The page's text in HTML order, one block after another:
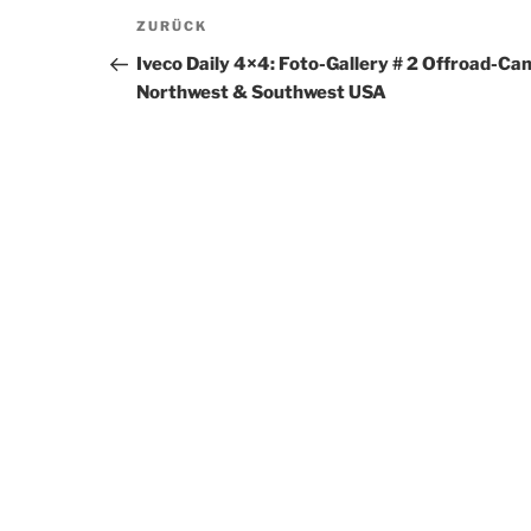
Beitragsnavigation
Vorheriger
Beitrag
ZURÜCK
Iveco Daily 4×4: Foto-Gallery # 2 Offroad-
Northwest & Southwest USA